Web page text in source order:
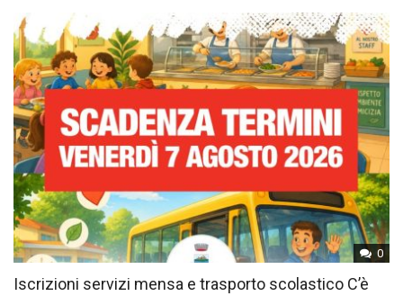
0
Iscrizioni servizi mensa e trasporto scolastico C’è